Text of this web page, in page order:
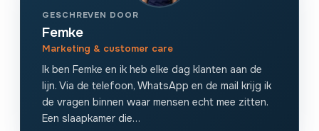
GESCHREVEN DOOR
Femke
Marketing & customer care
Ik ben Femke en ik heb elke dag klanten aan de
lijn. Via de telefoon, WhatsApp en de mail krijg ik
de vragen binnen waar mensen echt mee zitten.
Een slaapkamer die…